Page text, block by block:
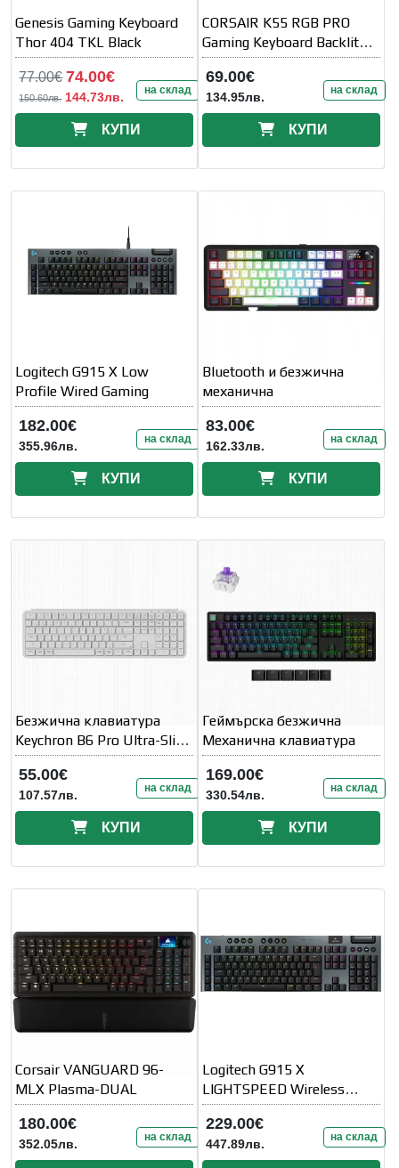
Genesis Gaming Keyboard
Thor 404 TKL Black
77.00€ 74.00€
150.60лв. 144.73лв. на склад
КУПИ
CORSAIR K55 RGB PRO
Gaming Keyboard Backlit
Zoned
69.00€
134.95лв. на склад
КУПИ
Logitech G915 X Low
Profile Wired Gaming
182.00€
355.96лв. на склад
КУПИ
Bluetooth и безжична
механична
83.00€
162.33лв. на склад
КУПИ
Безжична клавиатура
Keychron B6 Pro Ultra-Slim
- Ivory White
55.00€
107.57лв. на склад
КУПИ
Геймърска безжична
Механична клавиатура
169.00€
330.54лв. на склад
КУПИ
Corsair VANGUARD 96-
MLX Plasma-DUAL
180.00€
352.05лв. на склад
Logitech G915 X
LIGHTSPEED Wireless
Gaming Keyboard
229.00€
447.89лв. на склад